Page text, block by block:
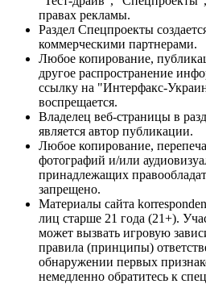
правах рекламы.
Раздел Спецпроекты
коммерческими партнерами.
Любое копирование,
другое распространение
ссылку на "Интерфакс-
воспрещается.
Владелец веб-страницы в
является автор публикации.
Любое копирование,
фотографий и/или
принадлежащих
запрещено.
Материалы сайта
лиц старше 21 года (21+).
может вызвать игровую
правила (принципы)
обнаружении первых
немедленно обратитесь к